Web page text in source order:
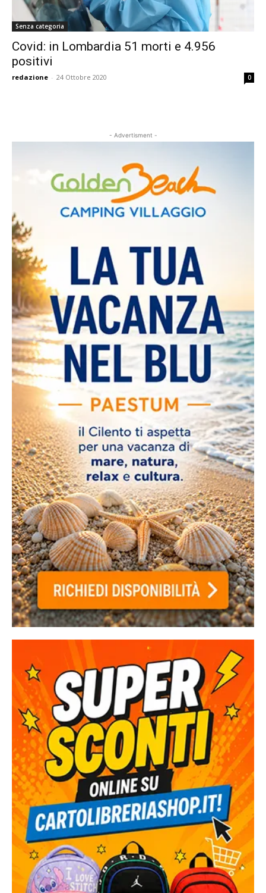
Senza categoria
Covid: in Lombardia 51 morti e 4.956
positivi
redazione - 24 Ottobre 2020 0
- Advertisment -